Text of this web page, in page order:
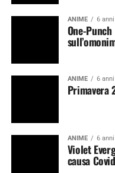
ANIME 6
One-
ANIME 6
Primavera
ANIME 6
Violet
causa